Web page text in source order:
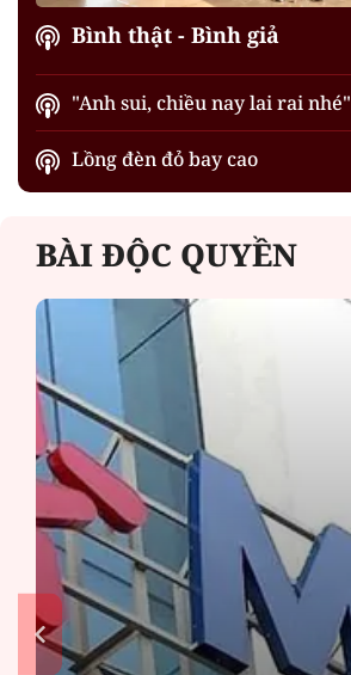
Bình thật - Bình giả
"Anh sui, chiều nay lai rai nhé"
Lồng đèn đỏ bay cao
BÀI ĐỘC QUYỀN